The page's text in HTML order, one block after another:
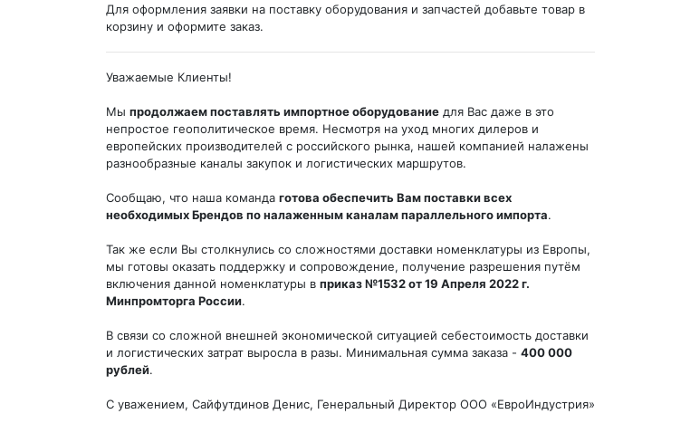
Для оформления заявки на поставку оборудования и запчастей добавьте товар в
корзину и оформите заказ.
Уважаемые Клиенты!
Мы продолжаем поставлять импортное оборудование для Вас даже в это
непростое геополитическое время. Несмотря на уход многих дилеров и
европейских производителей с российского рынка, нашей компанией налажены
разнообразные каналы закупок и логистических маршрутов.
Сообщаю, что наша команда готова обеспечить Вам поставки всех
необходимых Брендов по налаженным каналам параллельного импорта.
Так же если Вы столкнулись со сложностями доставки номенклатуры из Европы,
мы готовы оказать поддержку и сопровождение, получение разрешения путём
включения данной номенклатуры в приказ №1532 от 19 Апреля 2022 г.
Минпромторга России.
В связи со сложной внешней экономической ситуацией себестоимость доставки
и логистических затрат выросла в разы. Минимальная сумма заказа - 400 000
рублей.
С уважением, Сайфутдинов Денис, Генеральный Директор ООО «ЕвроИндустрия»